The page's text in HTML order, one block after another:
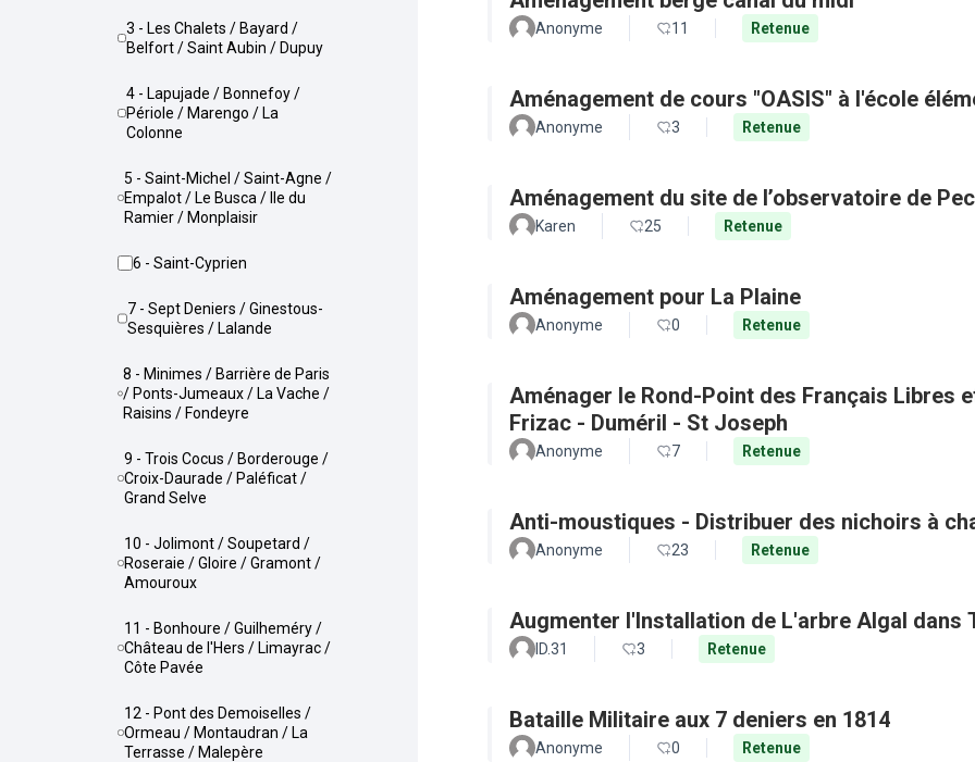
3 - Les Chalets / Bayard /
Belfort / Saint Aubin / Dupuy
4 - Lapujade / Bonnefoy /
Périole / Marengo / La
Colonne
5 - Saint-Michel / Saint-Agne /
Empalot / Le Busca / Ile du
Ramier / Monplaisir
6 - Saint-Cyprien
7 - Sept Deniers / Ginestous-
Sesquières / Lalande
8 - Minimes / Barrière de Paris
/ Ponts-Jumeaux / La Vache /
Raisins / Fondeyre
9 - Trois Cocus / Borderouge /
Croix-Daurade / Paléficat /
Grand Selve
10 - Jolimont / Soupetard /
Roseraie / Gloire / Gramont /
Amouroux
11 - Bonhoure / Guilheméry /
Château de l'Hers / Limayrac /
Côte Pavée
12 - Pont des Demoiselles /
Ormeau / Montaudran / La
Terrasse / Malepère
Anonyme 11 Retenue
Aménagement de cours "OASIS" à l'école
Anonyme 3 Retenue
Aménagement du site de l’observatoire de
Karen 25 Retenue
Aménagement pour La Plaine
Anonyme 0 Retenue
Aménager le Rond-Point des Français Libres
Frizac - Duméril - St Joseph
Anonyme 7 Retenue
Anti-moustiques - Distribuer des nichoirs à
Anonyme 23 Retenue
Augmenter l'Installation de L'arbre Algal dans
ID.31 3 Retenue
Bataille Militaire aux 7 deniers en 1814
Anonyme 0 Retenue